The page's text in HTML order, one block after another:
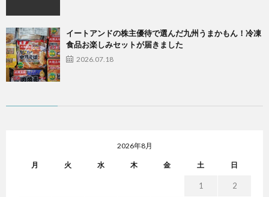
イートアンドの株主優待で選んだ九州うまかもん！冷凍
食品お楽しみセットが届きました
2026.07.18
2026年8月
月 火 水 木 金 土 日
1 2